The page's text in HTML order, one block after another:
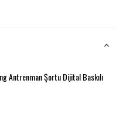
Antrenman Şortu Dijital Baskılı